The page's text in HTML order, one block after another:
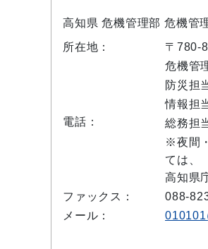
高知県 危機管理部 危機管
所在地：
〒780-
電話：
危機管
防災担
情報担
総務担
※夜間
ては、
高知県
ファックス：
088-
メール：